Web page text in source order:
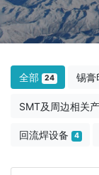
全部 24 锡膏
SMT及周边相关
回流焊设备 4